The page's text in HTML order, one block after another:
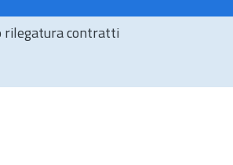
rilegatura contratti